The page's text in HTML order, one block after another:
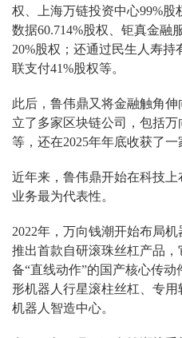
权、上海万链投资中心99%股
数据60.714%股权、钜真金融
20%股权；还通过民生人寿持
联支付41%股权等。
此后，鲁伟鼎又将金融触角
立了多家区块链公司，包括
等，还在2025年年底收获了
近年来，鲁伟鼎开始在科技
业务最为代表性。
2022年，万向钱潮开始布局
推出首款自研滚珠丝杠产品
备“直线动作”的国产核心传动
形机器人行星滚柱丝杠、专
机器人智造中心。